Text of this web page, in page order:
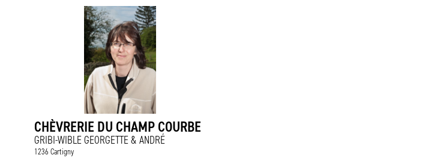
CHÈVRERIE DU CHAMP COURBE
GRIBI-WIBLE GEORGETTE & ANDRÉ
1236 Cartigny